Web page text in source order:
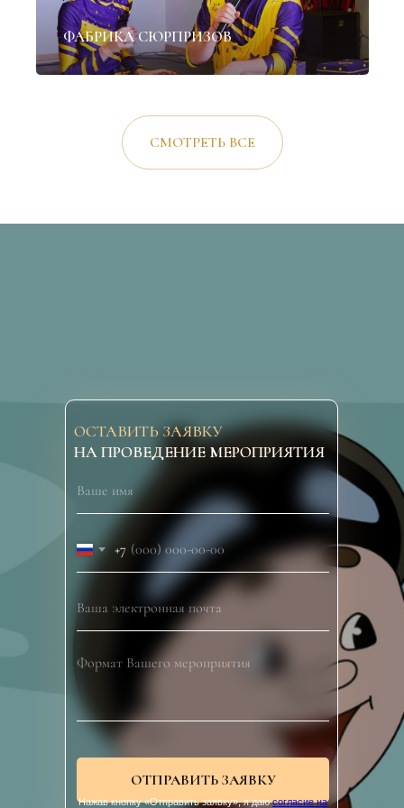
ФАБРИКА СЮРПРИЗОВ
СМОТРЕТЬ ВСЕ
+7
ОТПРАВИТЬ ЗАЯВКУ
ОСТАВИТЬ ЗАЯВКУ
НА ПРОВЕДЕНИЕ МЕРОПРИЯТИЯ
Нажав кнопку «Отправить заявку», я даюсогласие на